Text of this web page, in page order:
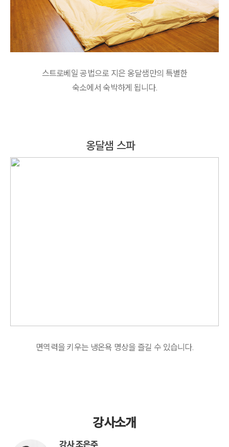
스트로베일 공법으로 지은 옹달샘만의 특별한
숙소에서 숙박하게 됩니다.
옹달샘 스파
면역력을 키우는 냉온욕 명상을 즐길 수 있습니다.
강사소개
강사 조은주